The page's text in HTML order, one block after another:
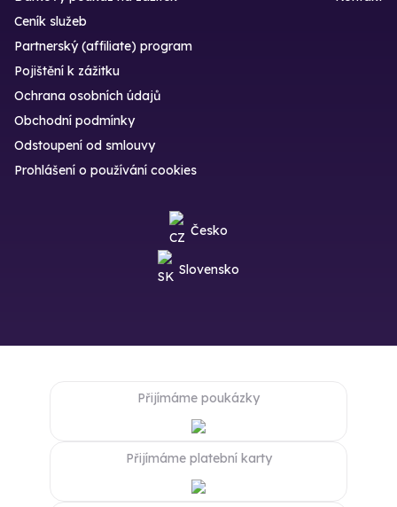
Ceník služeb
Partnerský (affiliate) program
Pojištění k zážitku
Ochrana osobních údajů
Obchodní podmínky
Odstoupení od smlouvy
Prohlášení o používání cookies
Česko
Slovensko
Přijímáme poukázky
Přijímáme platební karty